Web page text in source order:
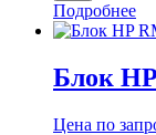
Подробнее
Блок
Цена по